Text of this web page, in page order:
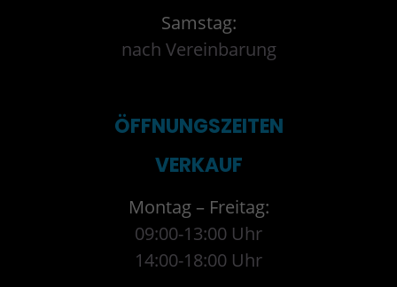
Samstag:
nach Vereinbarung
ÖFFNUNGSZEITEN
VERKAUF
Montag – Freitag:
09:00-13:00 Uhr
14:00-18:00 Uhr